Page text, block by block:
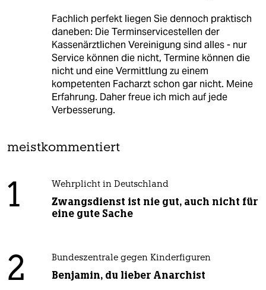
Fachlich perfekt liegen Sie dennoch praktisch
daneben: Die Terminservicestellen der
Kassenärztlichen Vereinigung sind alles - nur
Service können die nicht, Termine können die
nicht und eine Vermittlung zu einem
kompetenten Facharzt schon gar nicht. Meine
Erfahrung. Daher freue ich mich auf jede
Verbesserung.
meistkommentiert
1 Wehrplicht in Deutschland
Zwangsdienst ist nie gut, auch nicht für
eine gute Sache
2 Bundeszentrale gegen Kinderfiguren
Benjamin, du lieber Anarchist